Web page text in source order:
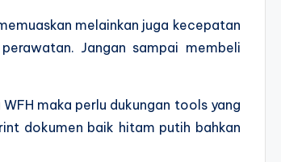
melainkan juga kecepatan
Jangan sampai membeli
maka perlu dukungan tools yang
dokumen baik hitam putih bahkan